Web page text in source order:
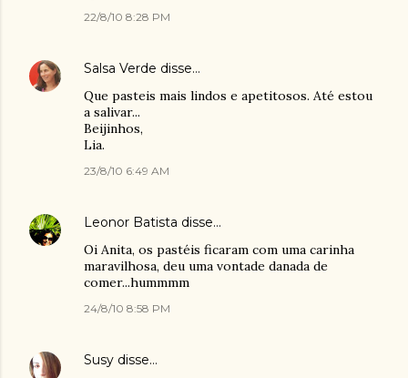
22/8/10 8:28 PM
Salsa Verde disse…
Que pasteis mais lindos e apetitosos. Até estou
a salivar...
Beijinhos,
Lia.
23/8/10 6:49 AM
Leonor Batista disse…
Oi Anita, os pastéis ficaram com uma carinha
maravilhosa, deu uma vontade danada de
comer...hummmm
24/8/10 8:58 PM
Susy disse…